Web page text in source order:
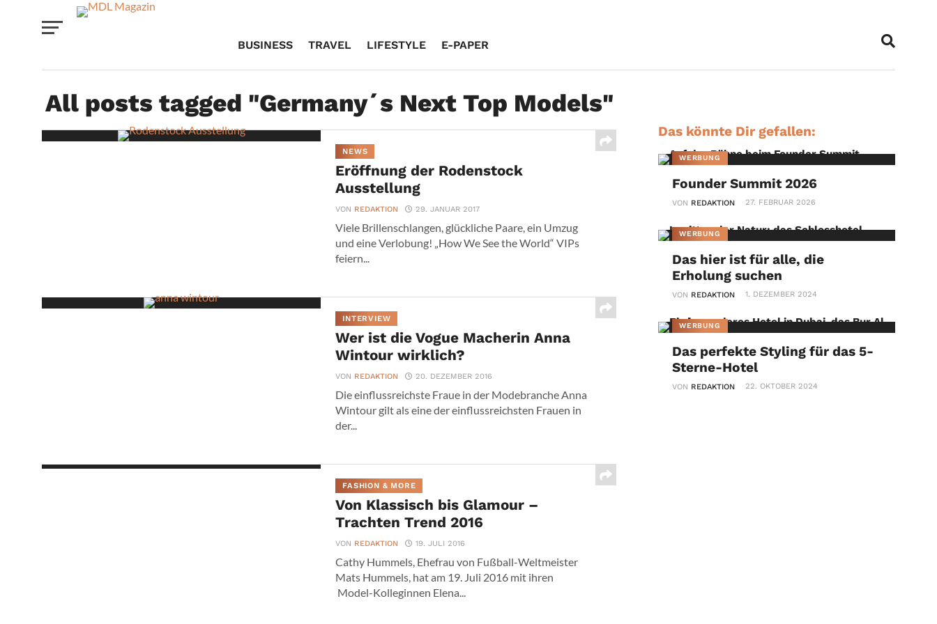
BUSINESS TRAVEL LIFESTYLE E-PAPER
All posts tagged "Germany´s Next Top Models"
NEWS
Eröffnung der Rodenstock
Ausstellung
VON REDAKTION 29. JANUAR 2017
Viele Brillenschlangen, glückliche Paare, ein Umzug
und eine Verlobung! „How We See the World“ VIPs
feiern...
INTERVIEW
Wer ist die Vogue Macherin Anna
Wintour wirklich?
VON REDAKTION 20. DEZEMBER 2016
Die einflussreichste Fraue in der Modebranche Anna
Wintour gilt als eine der einflussreichsten Frauen in
der...
FASHION & MORE
Von Klassisch bis Glamour –
Trachten Trend 2016
VON REDAKTION 19. JULI 2016
Cathy Hummels, Ehefrau von Fußball-Weltmeister
Mats Hummels, hat am 19. Juli 2016 mit ihren
Model-Kolleginnen Elena...
Das könnte Dir gefallen:
WERBUNG
Founder Summit 2026
VON REDAKTION 27. FEBRUAR 2026
WERBUNG
Das hier ist für alle, die
Erholung suchen
VON REDAKTION 1. DEZEMBER 2024
WERBUNG
Das perfekte Styling für das 5-
Sterne-Hotel
VON REDAKTION 22. OKTOBER 2024